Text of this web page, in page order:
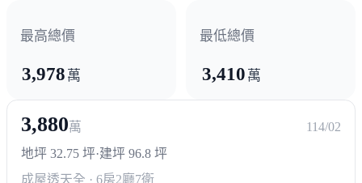
最高總價
3,978 萬
最低總價
3,410 萬
3,880萬
114/02
地坪 32.75 坪·建坪 96.8 坪
成屋透天全 · 6房2廳7衛